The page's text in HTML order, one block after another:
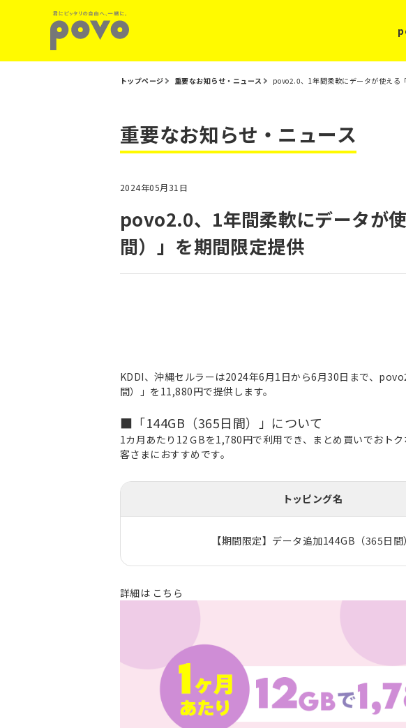
トップページ 重要なお知らせ・ニュース povo2.0、1年間柔軟にデータが使える
重要なお知らせ・ニュース
2024年05月31日
povo2.0、1年間柔軟にデータが
間）」を期間限定提供
KDDI、沖縄セルラーは2024年6月1日から6月30日まで、
間）」を11,880円で提供します。
■「144GB（365日間）」について
1カ月あたり12ＧBを1,780円で利用でき、まとめ買いでおト
客さまにおすすめです。
トッピング名
【期間限定】データ追加144GB（365日間）
詳細は こちら